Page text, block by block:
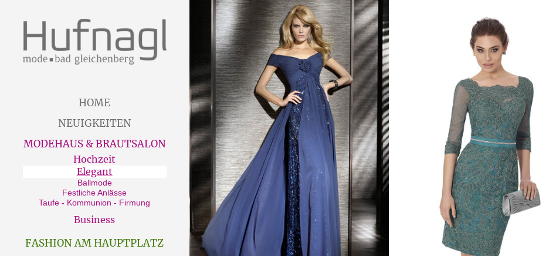
HOME
NEUIGKEITEN
MODEHAUS & BRAUTSALON
Hochzeit
Elegant
Ballmode
Festliche Anlässe
Taufe - Kommunion - Firmung
Business
FASHION AM HAUPTPLATZ